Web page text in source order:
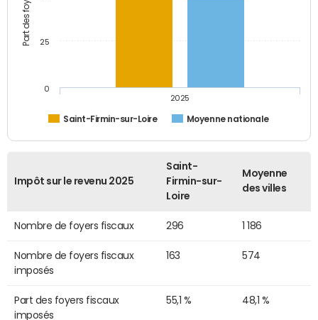
Saint-Firmin-sur-Loire Moyenne nationale
2025
0
25
Impôt sur le revenu 2025
Saint-
Firmin-sur-
Loire
Moyenne
des villes
Nombre de foyers fiscaux 296 1 186
Nombre de foyers fiscaux
imposés
163 574
Part des foyers fiscaux
imposés
55,1 % 48,1 %